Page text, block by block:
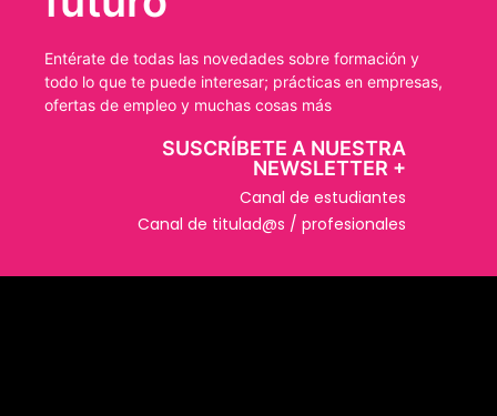
Entérate de todas las novedades sobre formación y
todo lo que te puede interesar; prácticas en empresas,
ofertas de empleo y muchas cosas más
SUSCRÍBETE A NUESTRA
NEWSLETTER +​
Canal de estudiantes
Canal de titulad@s / profesionales